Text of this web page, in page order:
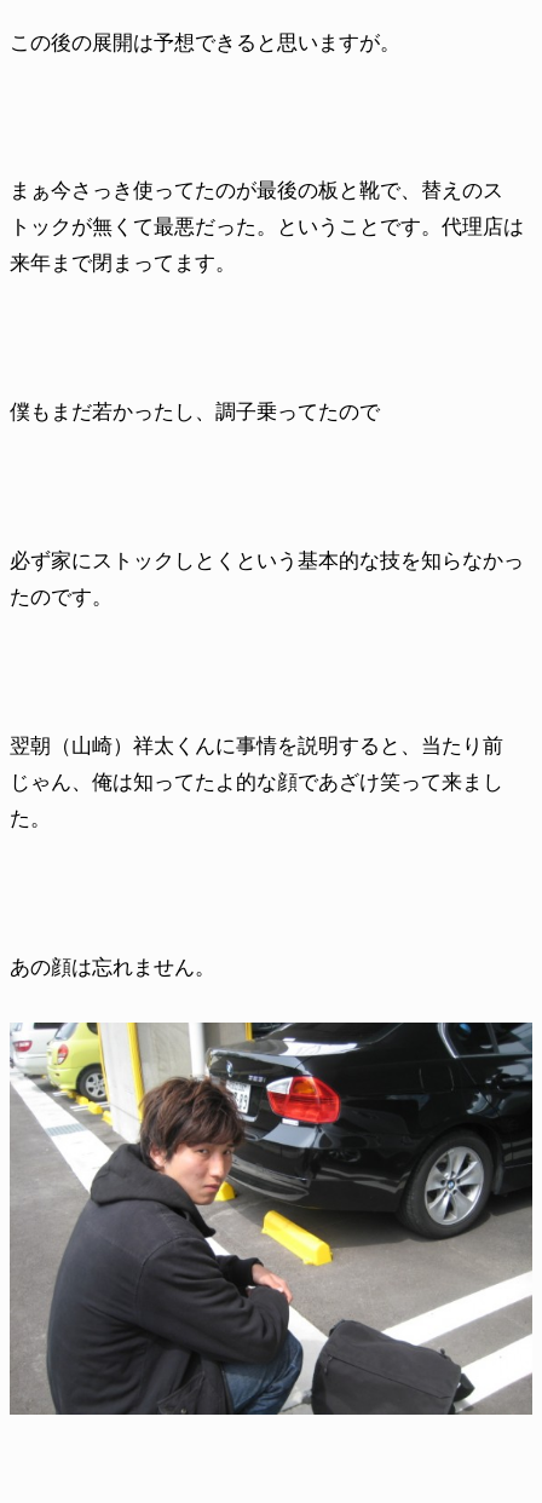
この後の展開は予想できると思いますが。
まぁ今さっき使ってたのが最後の板と靴で、替えのス
トックが無くて最悪だった。ということです。代理店は
来年まで閉まってます。
僕もまだ若かったし、調子乗ってたので
必ず家にストックしとくという基本的な技を知らなかっ
たのです。
翌朝（山崎）祥太くんに事情を説明すると、当たり前
じゃん、俺は知ってたよ的な顔であざけ笑って来まし
た。
あの顔は忘れません。